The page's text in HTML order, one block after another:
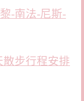
-南法-尼斯-
散步行程安排